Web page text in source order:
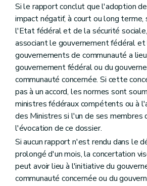
Si le rapport conclut que l'adoption
impact négatif, à court ou long
l'Etat fédéral et de la sécurité
associant le gouvernement fédéral
gouvernements de communauté a
gouvernement fédéral ou du
communauté concernée. Si cette
pas à un accord, les normes sont
ministres fédéraux compétents ou à
des Ministres si l'un de ses membres
l'évocation de ce dossier.
Si aucun rapport n'est rendu dans le
prolongé d'un mois, la concertation
peut avoir lieu à l'initiative du
communauté concernée ou du